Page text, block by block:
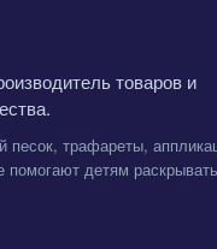
товаров и
песок, трафареты,
детям раскрывать